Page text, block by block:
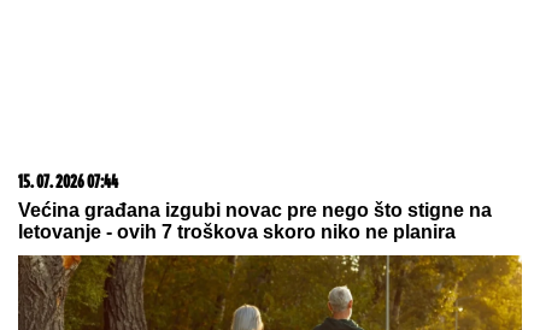
09. 07. 2026 09:20
Komfor po meri klijenata: nova linija paketa ALTA
banke